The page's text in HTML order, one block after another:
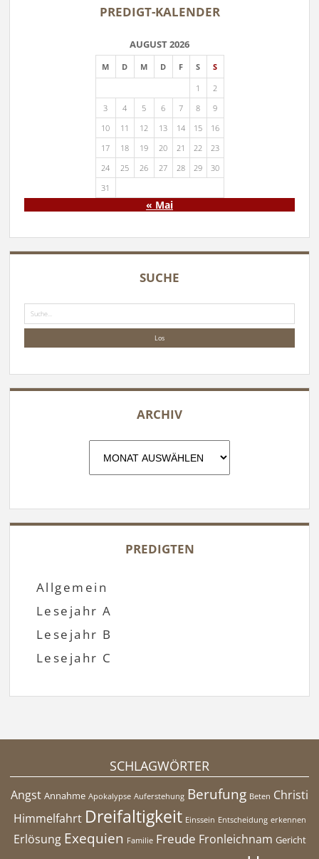
PREDIGT-KALENDER
AUGUST 2026
M D M D F S
S
1
2
3
4 5 6 7 8
9
10
11 12 13 14 15
16
17
18 19 20 21 22
23
24
25 26 27 28 29
30
31
« Mai
SUCHE
ARCHIV
PREDIGTEN
Allgemein
Lesejahr A
Lesejahr B
Lesejahr C
SCHLAGWÖRTER
Angst Annahme Apokalypse Auferstehung Berufung Beten Christi
Himmelfahrt Dreifaltigkeit Einssein Entscheidung erkennen
Erlösung Exequien Familie Freude Fronleichnam Gericht